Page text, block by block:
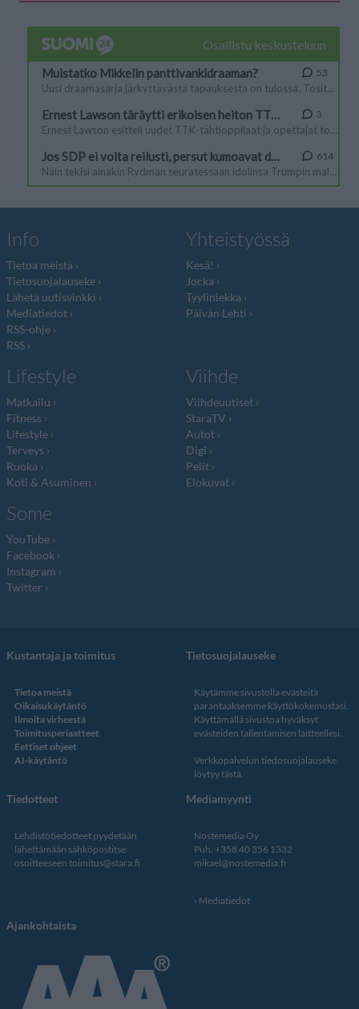
Info
Tietoa meistä
Tietosuojalauseke
Lähetä uutisvinkki
Mediatiedot
RSS-ohje
RSS
Yhteistyössä
Kesä!
Jocka
Tyyliniekka
Päivän Lehti
Lifestyle
Matkailu
Fitness
Lifestyle
Terveys
Ruoka
Koti & Asuminen
Viihde
Viihdeuutiset
StaraTV
Autot
Digi
Pelit
Elokuvat
Some
YouTube
Facebook
Instagram
Twitter
Kustantaja ja toimitus
Tietoa meistä
Oikaisukäytäntö
Ilmoita virheestä
Toimitusperiaatteet
Eettiset ohjeet
AI-käytäntö
Tietosuojalauseke
Käytämme sivustolla evästeitä
parantaaksemme käyttökokemustasi.
Käyttämällä sivustoa hyväksyt
evästeiden tallentamisen laitteellesi.
Verkkopalvelun tiedosuojalauseke
löytyy tästä.
Tiedotteet
Lehdistötiedotteet pyydetään
lähettämään sähköpostitse
osoitteeseen toimitus@stara.fi
Mediamyynti
Nostemedia Oy
Puh. +358 40 356 1332
mikael@nostemedia.fi
Mediatiedot
Ajankohtaista